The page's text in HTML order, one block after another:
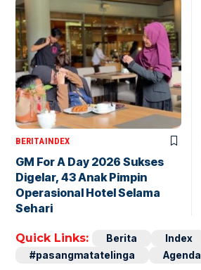
BERITAINDEX
GM For A Day 2026 Sukses
Digelar, 43 Anak Pimpin
Operasional Hotel Selama
Sehari
Quick Links: Berita Index
#pasangmatatelinga
Agenda